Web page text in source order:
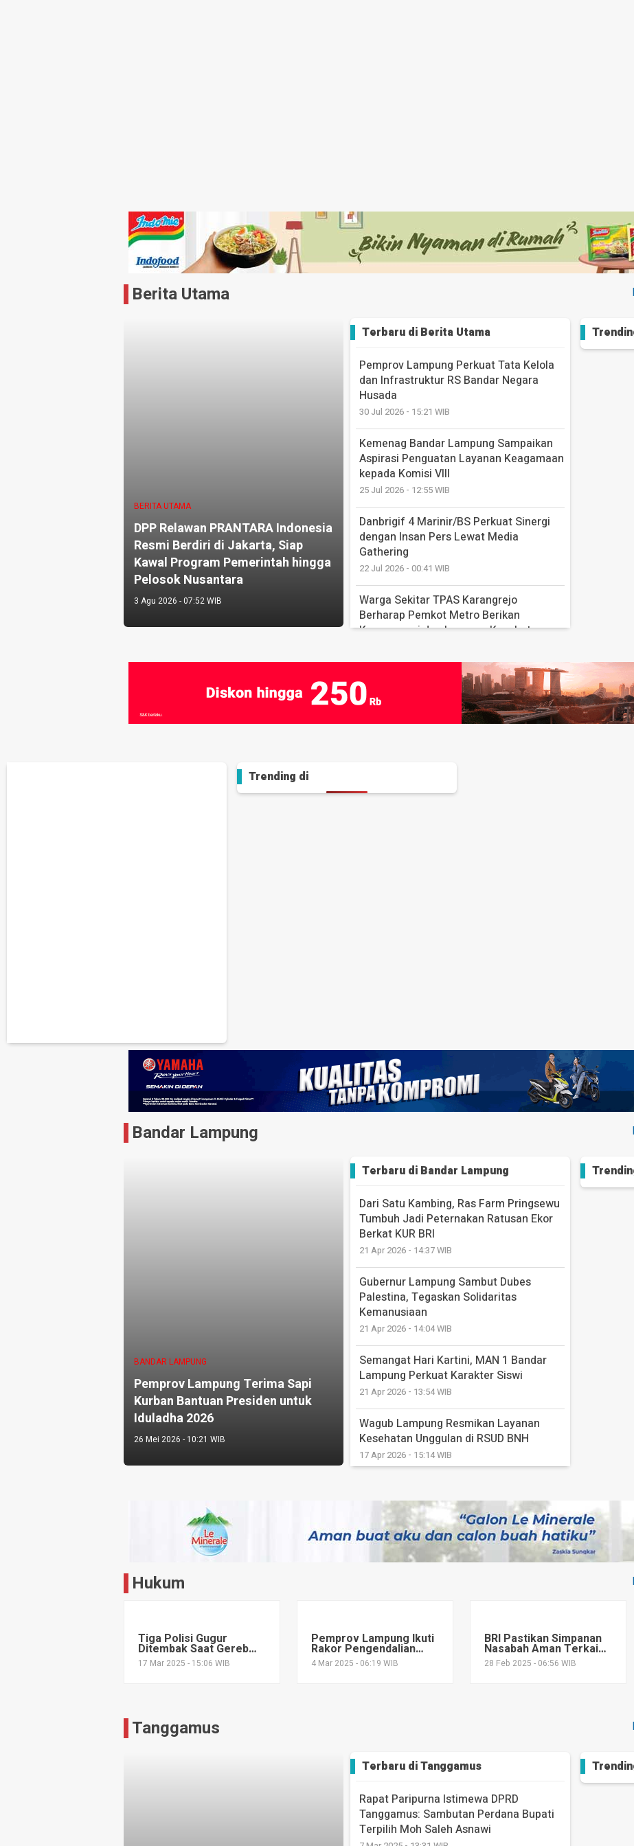
Berita Utama
BERITA UTAMA
DPP Relawan PRANTARA Indonesia
Resmi Berdiri di Jakarta, Siap
Kawal Program Pemerintah hingga
Pelosok Nusantara
3 Agu 2026 - 07:52 WIB
Terbaru di Berita Utama
Pemprov Lampung Perkuat Tata Kelola
dan Infrastruktur RS Bandar Negara
Husada
30 Jul 2026 - 15:21 WIB
Kemenag Bandar Lampung Sampaikan
Aspirasi Penguatan Layanan Keagamaan
kepada Komisi VIII
25 Jul 2026 - 12:55 WIB
Danbrigif 4 Marinir/BS Perkuat Sinergi
dengan Insan Pers Lewat Media
Gathering
22 Jul 2026 - 00:41 WIB
Warga Sekitar TPAS Karangrejo
Berharap Pemkot Metro Berikan
Kompensasi dan Layanan Kesehatan
Calon Rektor Unila 2027–2031 Harus
Berintegritas, Berwawasan Internasional,
dan Selayaknya sudah Bergelar Guru
Besar
Trending di
Bandar Lampung
BANDAR LAMPUNG
Pemprov Lampung Terima Sapi
Kurban Bantuan Presiden untuk
Iduladha 2026
26 Mei 2026 - 10:21 WIB
Terbaru di Bandar Lampung
Dari Satu Kambing, Ras Farm Pringsewu
Tumbuh Jadi Peternakan Ratusan Ekor
Berkat KUR BRI
21 Apr 2026 - 14:37 WIB
Gubernur Lampung Sambut Dubes
Palestina, Tegaskan Solidaritas
Kemanusiaan
21 Apr 2026 - 14:04 WIB
Semangat Hari Kartini, MAN 1 Bandar
Lampung Perkuat Karakter Siswi
21 Apr 2026 - 13:54 WIB
Wagub Lampung Resmikan Layanan
Kesehatan Unggulan di RSUD BNH
17 Apr 2026 - 15:14 WIB
Penentu Lolos Tidaknya PMB MIN 2026
14 Apr 2026 - 05:59 WIB
Hukum
Tiga Polisi Gugur
Ditembak Saat Gerebek
Arena Sabung Ayam di
Way Kanan
17 Mar 2025 - 15:06 WIB
Pemprov Lampung Ikuti
Rakor Pengendalian
Inflasi Bersama
Mendagri
4 Mar 2025 - 06:19 WIB
BRI Pastikan Simpanan
Nasabah Aman Terkait
Danantara
28 Feb 2025 - 06:56 WIB
Tanggamus
Terbaru diTanggamus
Rapat Paripurna Istimewa DPRD
Tanggamus: Sambutan Perdana Bupati
Terpilih Moh Saleh Asnawi